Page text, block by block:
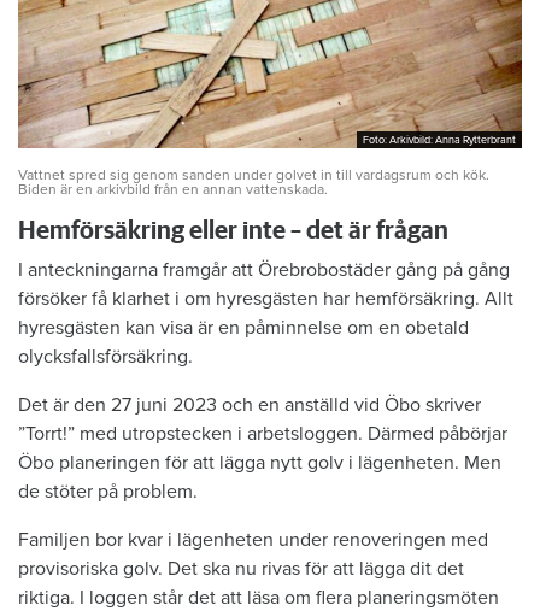
Foto: Arkivbild: Anna Rytterbrant
Foto: Arkivbild: Anna Rytterbrant
Vattnet spred sig genom sanden under golvet in till vardagsrum och kök.
Biden är en arkivbild från en annan vattenskada.
Hemförsäkring eller inte – det är frågan
I anteckningarna framgår att Örebrobostäder gång på gång
försöker få klarhet i om hyresgästen har hemförsäkring. Allt
hyresgästen kan visa är en påminnelse om en obetald
olycksfallsförsäkring.
Det är den 27 juni 2023 och en anställd vid Öbo skriver
”Torrt!” med utropstecken i arbetsloggen. Därmed påbörjar
Öbo planeringen för att lägga nytt golv i lägenheten. Men
de stöter på problem.
Familjen bor kvar i lägenheten under renoveringen med
provisoriska golv. Det ska nu rivas för att lägga dit det
riktiga. I loggen står det att läsa om flera planeringsmöten